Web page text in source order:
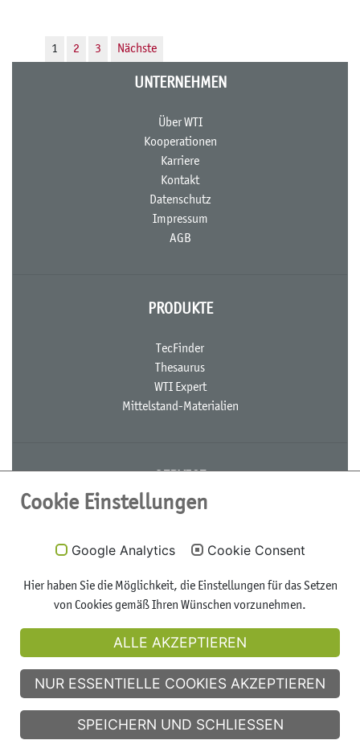
1 2 3 Nächste
UNTERNEHMEN
Über WTI
Kooperationen
Karriere
Kontakt
Datenschutz
Impressum
AGB
PRODUKTE
TecFinder
Thesaurus
WTI Expert
Mittelstand-Materialien
Schulungen
Newsletter
DOWNLOADS
Recherchehilfen
Logo
Cookie Einstellungen
Google Analytics Cookie Consent
Hier haben Sie die Möglichkeit, die Einstellungen für das Setzen
von Cookies gemäß Ihren Wünschen vorzunehmen.
ALLE AKZEPTIEREN
NUR ESSENTIELLE COOKIES AKZEPTIEREN
SPEICHERN UND SCHLIESSEN